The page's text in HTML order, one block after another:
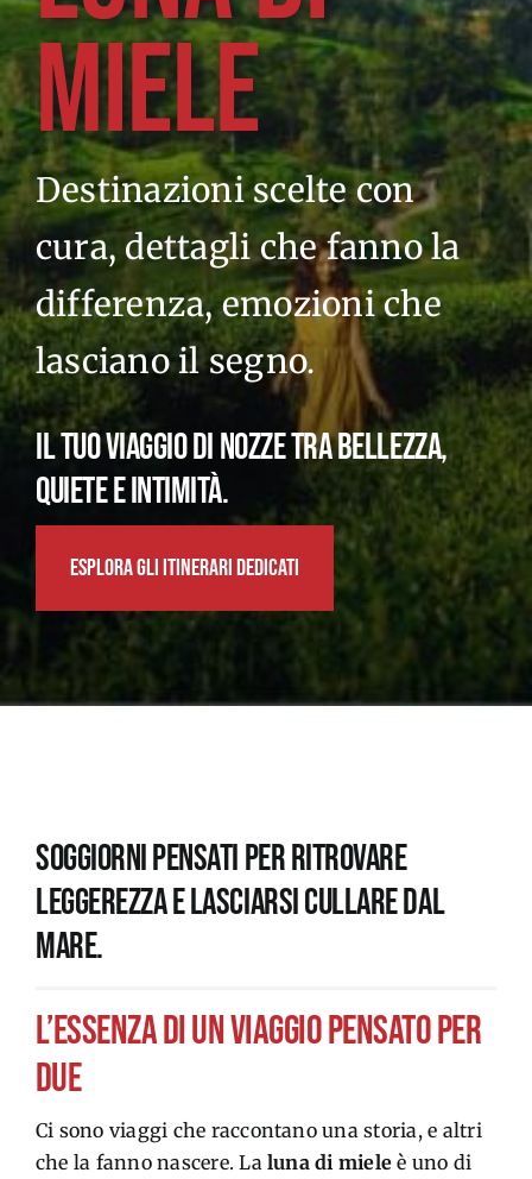
MIELE
Destinazioni scelte con
cura, dettagli che fanno la
differenza, emozioni che
lasciano il segno.
IL TUO VIAGGIO DI NOZZE TRA BELLEZZA,
QUIETE E INTIMITÀ.
ESPLORA GLI ITINERARI DEDICATI
Soggiorni pensati per ritrovare
leggerezza e lasciarsi cullare dal
mare.
L’ESSENZA DI UN VIAGGIO PENSATO PER
DUE
Ci sono viaggi che raccontano una storia, e altri
che la fanno nascere. La luna di mieleè uno di